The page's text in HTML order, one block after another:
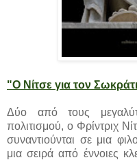
"Ο Νίτσε για τον
Δύο από τους
πολιτισμού, ο Φρίντριχ
συναντιούνται σε μια
μια σειρά από έννοιες